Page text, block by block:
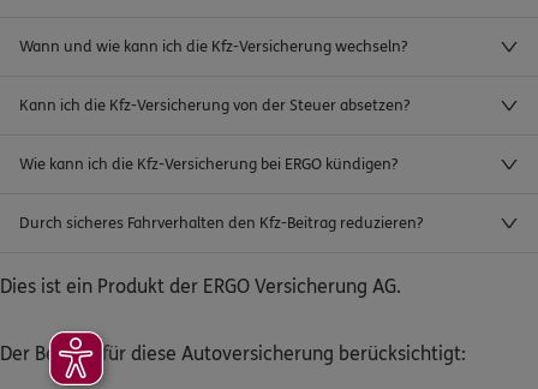
Wann und wie kann ich die Kfz-Versicherung wechseln?
Kann ich die Kfz-Versicherung von der Steuer absetzen?
Wie kann ich die Kfz-Versicherung bei ERGO kündigen?
Durch sicheres Fahrverhalten den Kfz-Beitrag reduzieren?
Dies ist ein Produkt der ERGO Versicherung AG.
Der Beitrag für diese Autoversicherung berücksichtigt: